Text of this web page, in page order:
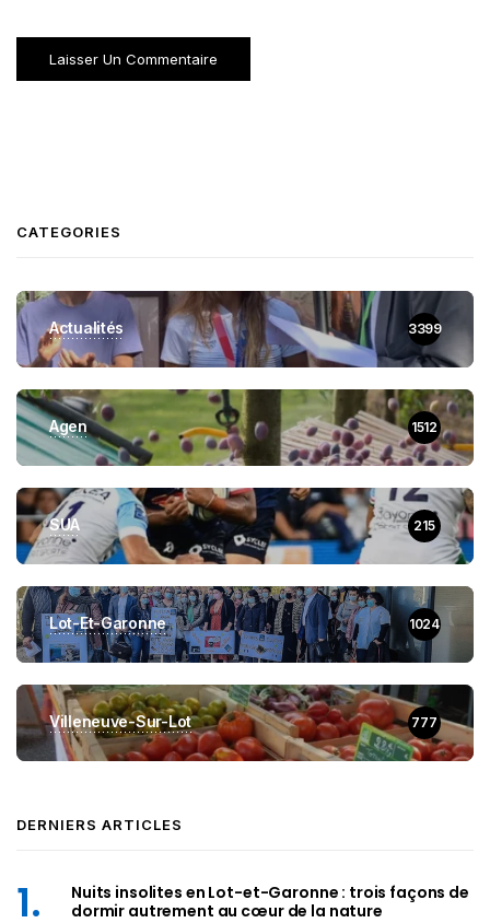
CATEGORIES
Actualités 3399
Agen 1512
SUA 215
Lot-Et-Garonne 1024
Villeneuve-Sur-Lot 777
DERNIERS ARTICLES
Nuits insolites en Lot-et-Garonne : trois façons de
dormir autrement au cœur de la nature